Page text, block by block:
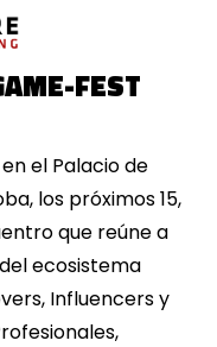
FEST
el Palacio de
los próximos 15,
que reúne a
ecosistema
Influencers y